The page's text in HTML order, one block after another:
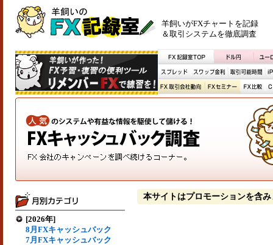
羊飼いがFXチャートを記録
＆取引システムを徹底調査
[2026年]
8月FXキャッシュバック
7月FXキャッシュバック
本サイトはプロモーションを含み